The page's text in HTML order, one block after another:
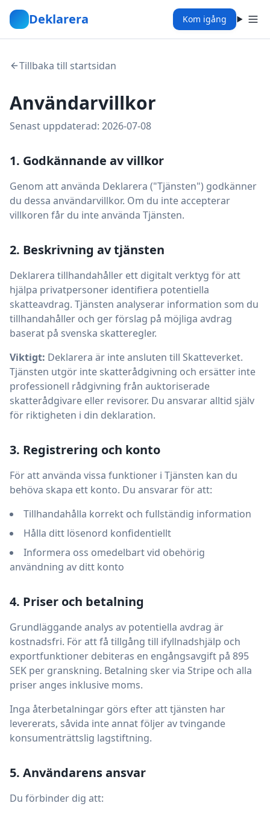
Deklarera Kom igång
Tillbaka till startsidan
Användarvillkor
Senast uppdaterad: 2026-07-08
1. Godkännande av villkor
Genom att använda Deklarera ("Tjänsten") godkänner
du dessa användarvillkor. Om du inte accepterar
villkoren får du inte använda Tjänsten.
2. Beskrivning av tjänsten
Deklarera tillhandahåller ett digitalt verktyg för att
hjälpa privatpersoner identifiera potentiella
skatteavdrag. Tjänsten analyserar information som du
tillhandahåller och ger förslag på möjliga avdrag
baserat på svenska skatteregler.
Viktigt: Deklarera är inte ansluten till Skatteverket.
Tjänsten utgör inte skatterådgivning och ersätter inte
professionell rådgivning från auktoriserade
skatterådgivare eller revisorer. Du ansvarar alltid själv
för riktigheten i din deklaration.
3. Registrering och konto
För att använda vissa funktioner i Tjänsten kan du
behöva skapa ett konto. Du ansvarar för att:
Tillhandahålla korrekt och fullständig information
Hålla ditt lösenord konfidentiellt
Informera oss omedelbart vid obehörig
användning av ditt konto
4. Priser och betalning
Grundläggande analys av potentiella avdrag är
kostnadsfri. För att få tillgång till ifyllnadshjälp och
exportfunktioner debiteras en engångsavgift på 895
SEK per granskning. Betalning sker via Stripe och alla
priser anges inklusive moms.
Inga återbetalningar görs efter att tjänsten har
levererats, såvida inte annat följer av tvingande
konsumenträttslig lagstiftning.
5. Användarens ansvar
Du förbinder dig att: